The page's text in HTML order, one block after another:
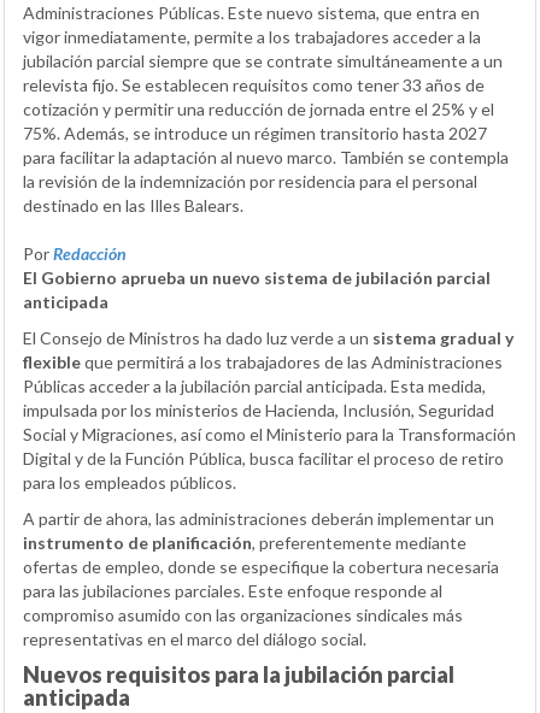
Administraciones Públicas. Este nuevo sistema, que entra en
vigor inmediatamente, permite a los trabajadores acceder a la
jubilación parcial siempre que se contrate simultáneamente a un
relevista fijo. Se establecen requisitos como tener 33 años de
cotización y permitir una reducción de jornada entre el 25% y el
75%. Además, se introduce un régimen transitorio hasta 2027
para facilitar la adaptación al nuevo marco. También se contempla
la revisión de la indemnización por residencia para el personal
destinado en las Illes Balears.
PorRedacción
El Gobierno aprueba un nuevo sistema de jubilación parcial
anticipada
El Consejo de Ministros ha dado luz verde a un sistema gradual y
flexibleque permitirá a los trabajadores de las Administraciones
Públicas acceder a la jubilación parcial anticipada. Esta medida,
impulsada por los ministerios de Hacienda, Inclusión, Seguridad
Social y Migraciones, así como el Ministerio para la Transformación
Digital y de la Función Pública, busca facilitar el proceso de retiro
para los empleados públicos.
A partir de ahora, las administraciones deberán implementar un
instrumento de planificación, preferentemente mediante
ofertas de empleo, donde se especifique la cobertura necesaria
para las jubilaciones parciales. Este enfoque responde al
compromiso asumido con las organizaciones sindicales más
representativas en el marco del diálogo social.
Nuevos requisitos para la jubilación parcial
anticipada